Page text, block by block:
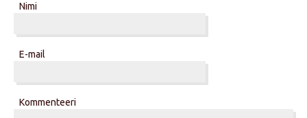
Nimi
E-mail
Kommenteeri